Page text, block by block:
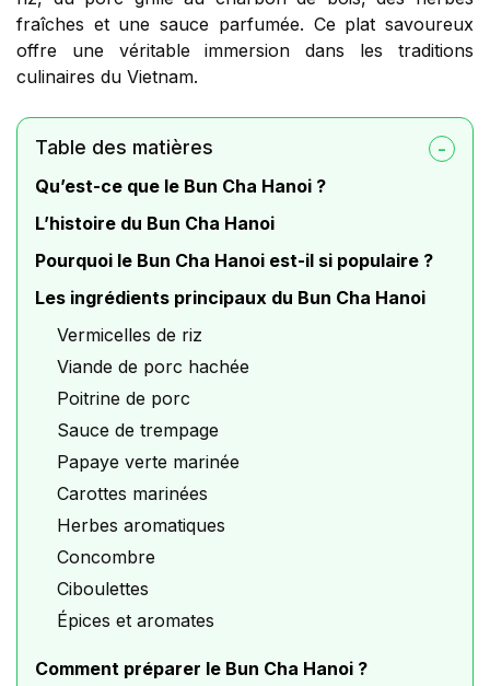
fraîches et une sauce parfumée. Ce plat savoureux
offre une véritable immersion dans les traditions
culinaires du Vietnam.
Table des matières
Qu’est-ce que le Bun Cha Hanoi ?
L’histoire du Bun Cha Hanoi
Pourquoi le Bun Cha Hanoi est-il si populaire ?
Les ingrédients principaux du Bun Cha Hanoi
Vermicelles de riz
Viande de porc hachée
Poitrine de porc
Sauce de trempage
Papaye verte marinée
Carottes marinées
Herbes aromatiques
Concombre
Ciboulettes
Épices et aromates
Comment préparer le Bun Cha Hanoi ?